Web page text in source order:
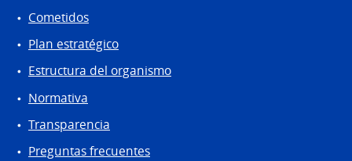
Cometidos
Plan estratégico
Estructura del organismo
Normativa
Transparencia
Preguntas frecuentes